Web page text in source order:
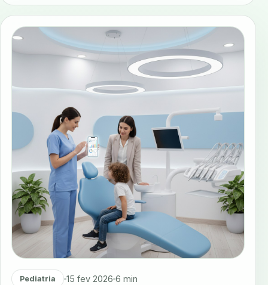
Pediatria 15 fev 2026 6 min